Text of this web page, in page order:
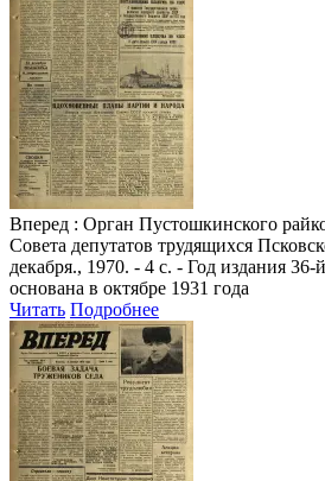
Вперед : Орган Пустошкинского
Совета депутатов трудящихся
декабря., 1970. - 4 с. - Год издания 36-
основана в октябре 1931 года
Читать Подробнее